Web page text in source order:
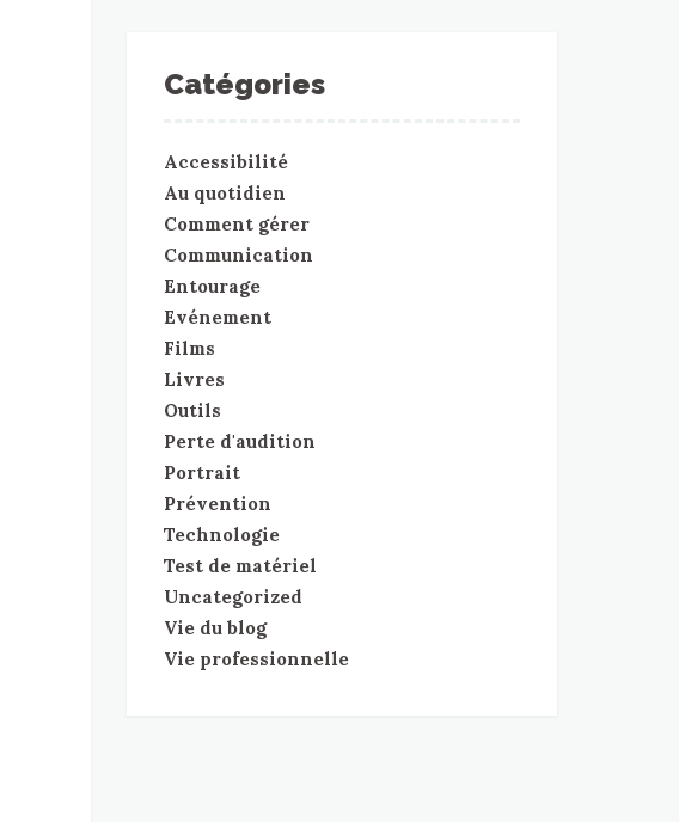
Catégories
Accessibilité
Au quotidien
Comment gérer
Communication
Entourage
Evénement
Films
Livres
Outils
Perte d'audition
Portrait
Prévention
Technologie
Test de matériel
Uncategorized
Vie du blog
Vie professionnelle